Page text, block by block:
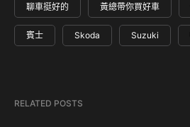
聊車挺好的 黃總帶你買好車
賓士 Skoda Suzuki
RELATED POSTS